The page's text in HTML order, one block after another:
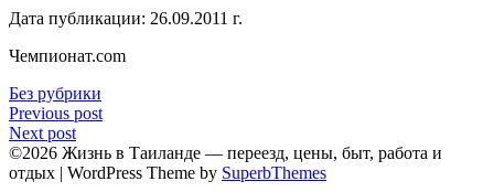
Дата публикации: 26.09.2011 г.
Чемпионат.com
Без рубрики
Навигация
по
записям
Previous post
Next post
©2026 Жизнь в Таиланде — переезд, цены, быт, работа и
отдых | WordPress Theme by SuperbThemes